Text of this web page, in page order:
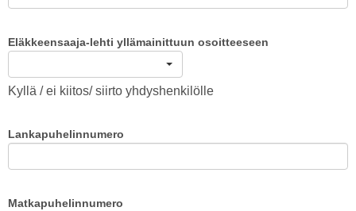
Eläkkeensaaja-lehti yllämainittuun osoitteeseen
Kyllä / ei kiitos/ siirto yhdyshenkilölle
Lankapuhelinnumero
Matkapuhelinnumero